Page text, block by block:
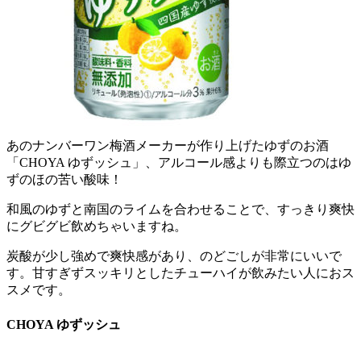
あのナンバーワン梅酒メーカーが作り上げたゆずのお酒
「CHOYA ゆずッシュ」、アルコール感よりも際立つのはゆ
ずのほの苦い酸味！
和風のゆずと南国のライムを合わせることで、すっきり爽快
にグビグビ飲めちゃいますね。
炭酸が少し強めで爽快感があり、のどごしが非常にいいで
す。甘すぎずスッキリとしたチューハイが飲みたい人におス
スメです。
CHOYA ゆずッシュ